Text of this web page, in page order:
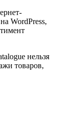
WordPress,
нельзя
товаров,